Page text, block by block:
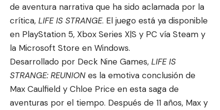
de aventura narrativa que ha sido aclamada por la
crítica, LIFE IS STRANGE. El juego está ya disponible
en PlayStation 5, Xbox Series X|S y PC vía Steam y
la Microsoft Store en Windows.
Desarrollado por Deck Nine Games, LIFE IS
STRANGE: REUNION es la emotiva conclusión de
Max Caulfield y Chloe Price en esta saga de
aventuras por el tiempo. Después de 11 años, Max y